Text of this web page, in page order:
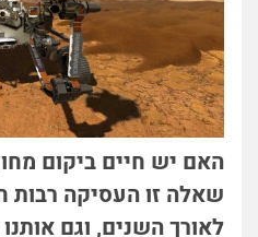
האם יש חיים ביקום
שאלה זו העסיקה רבות